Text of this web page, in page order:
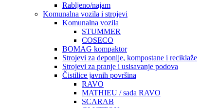
Rabljeno/najam
Komunalna vozila i strojevi
Komunalna vozila
STUMMER
COSECO
BOMAG kompaktor
Strojevi za deponije, kompostane i reciklaže
Strojevi za pranje i usisavanje podova
Čistilice javnih površina
RAVO
MATHIEU / sada RAVO
SCARAB